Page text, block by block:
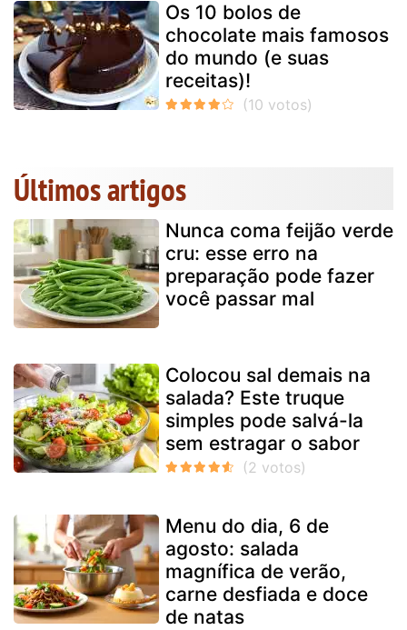
Os 10 bolos de
chocolate mais famosos
do mundo (e suas
receitas)!
Últimos artigos
Nunca coma feijão verde
cru: esse erro na
preparação pode fazer
você passar mal
Colocou sal demais na
salada? Este truque
simples pode salvá-la
sem estragar o sabor
Menu do dia, 6 de
agosto: salada
magnífica de verão,
carne desfiada e doce
de natas